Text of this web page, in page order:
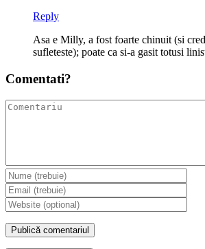
Reply
Asa e Milly, a fost foarte chinuit (si
sufleteste); poate ca si-a gasit totusi
Comentati?